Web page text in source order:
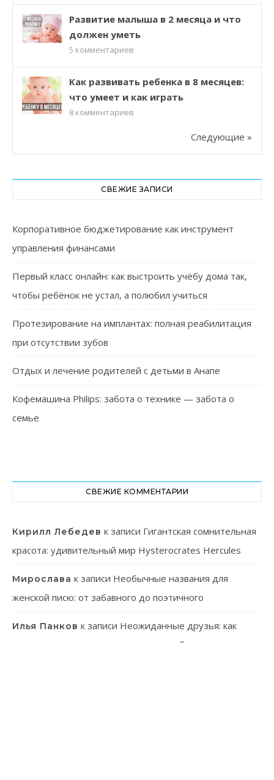
Развитие малыша в 2 месяца и что
должен уметь
5 комментариев
Как развивать ребенка в 8 месяцев:
что умеет и как играть
8 комментариев
Следующие »
СВЕЖИЕ ЗАПИСИ
Корпоративное бюджетирование как инструмент
управления финансами
Первый класс онлайн: как выстроить учёбу дома так,
чтобы ребёнок не устал, а полюбил учиться
Протезирование на имплантах: полная реабилитация
при отсутствии зубов
Отдых и лечение родителей с детьми в Анапе
Кофемашина Philips: забота о технике — забота о
семье
СВЕЖИЕ КОММЕНТАРИИ
Кирилл Лебедев к записи Гигантская сомнительная
красота: удивительный мир Hysterocrates Hercules
Мирослава к записи Необычные названия для
женской писю: от забавного до поэтичного
Илья Панков к записи Неожиданные друзья: как
человек использует паразитов в своей практике